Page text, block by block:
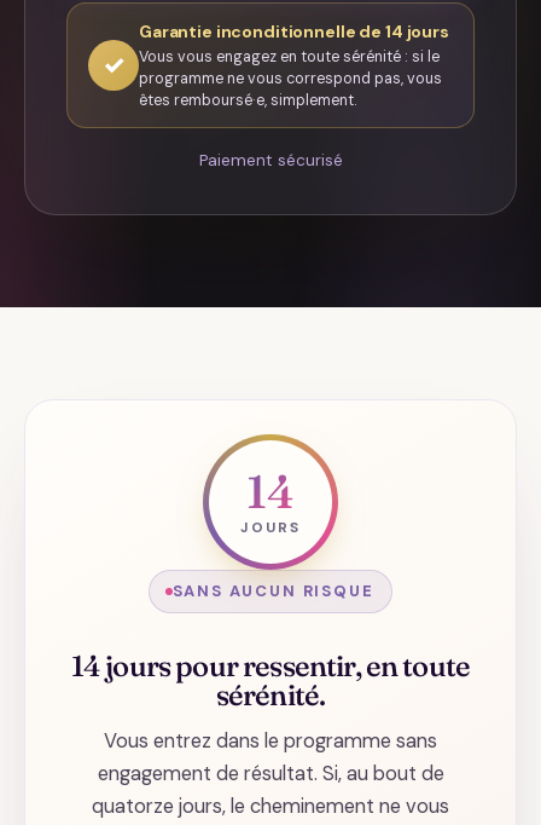
✓
Garantie inconditionnelle de 14 jours
Vous vous engagez en toute sérénité : si le
programme ne vous correspond pas, vous
êtes remboursé·e, simplement.
Paiement sécurisé
14
JOURS
SANS AUCUN RISQUE
14 jours pour ressentir, en toute
sérénité.
Vous entrez dans le programme sans
engagement de résultat. Si, au bout de
quatorze jours, le cheminement ne vous